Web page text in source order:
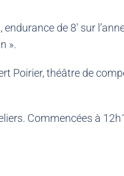
de 8′ sur
».
Poirier, théâtre de
Commencées à